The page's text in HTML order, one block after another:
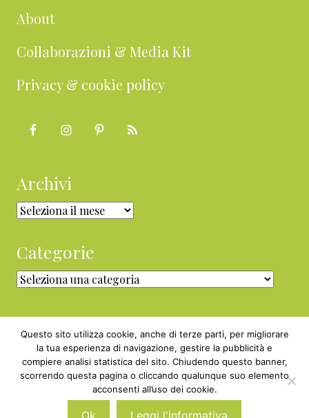
About
Collaborazioni & Media Kit
Privacy & cookie policy
Archivi
Archivi
Categorie
Categorie
Copyright © 2010 - 2026 BabyGreen™ ·
P.IVA 05829800969 · Webmaster
Nexnova.net
Questo sito utilizza cookie, anche di terze parti, per migliorare
la tua esperienza di navigazione, gestire la pubblicità e
compiere analisi statistica del sito. Chiudendo questo banner,
scorrendo questa pagina o cliccando qualunque suo elemento
acconsenti all’uso dei cookie.
Ok Leggi l'informativa